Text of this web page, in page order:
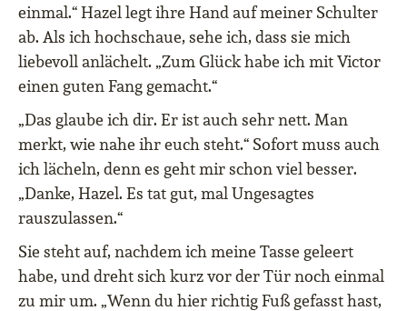
einmal.“ Hazel legt ihre Hand auf meiner Schulter
ab. Als ich hochschaue, sehe ich, dass sie mich
liebevoll anlächelt. „Zum Glück habe ich mit Victor
einen guten Fang gemacht.“
„Das glaube ich dir. Er ist auch sehr nett. Man
merkt, wie nahe ihr euch steht.“ Sofort muss auch
ich lächeln, denn es geht mir schon viel besser.
„Danke, Hazel. Es tat gut, mal Ungesagtes
rauszulassen.“
Sie steht auf, nachdem ich meine Tasse geleert
habe, und dreht sich kurz vor der Tür noch einmal
zu mir um. „Wenn du hier richtig Fuß gefasst hast,